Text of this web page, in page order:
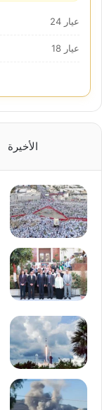
عيار 24
عيار 18
الأخيرة